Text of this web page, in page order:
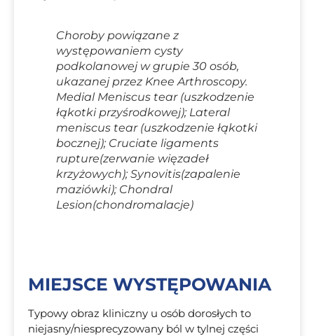
Choroby powiązane z
występowaniem cysty
podkolanowej w grupie 30 osób,
ukazanej przez Knee Arthroscopy.
Medial Meniscus tear (uszkodzenie
łąkotki przyśrodkowej); Lateral
meniscus tear (uszkodzenie łąkotki
bocznej); Cruciate ligaments
rupture(zerwanie więzadeł
krzyżowych); Synovitis(zapalenie
maziówki); Chondral
Lesion(chondromalacje)
MIEJSCE WYSTĘPOWANIA
Typowy obraz kliniczny u osób dorosłych to
niejasny/niesprecyzowany ból w tylnej części